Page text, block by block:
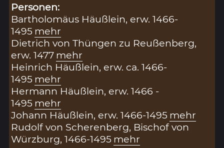
Personen:
Bartholomäus Häußlein, erw. 1466-
1495 mehr
Dietrich von Thüngen zu Reußenberg,
erw. 1477 mehr
Heinrich Häußlein, erw. ca. 1466-
1495 mehr
Hermann Häußlein, erw. 1466 -
1495 mehr
Johann Häußlein, erw. 1466-1495 mehr
Rudolf von Scherenberg, Bischof von
Würzburg, 1466-1495 mehr